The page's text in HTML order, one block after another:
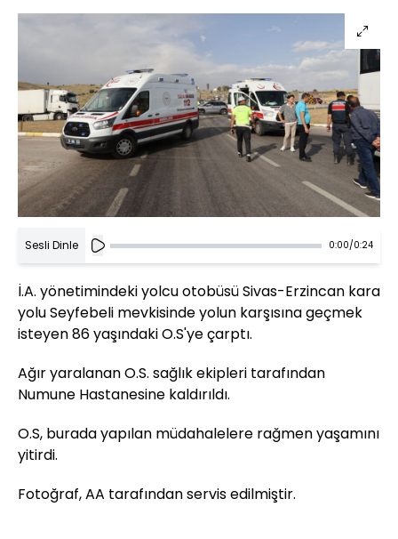
Sesli Dinle 0:00/0:24
İ.A. yönetimindeki yolcu otobüsü Sivas-Erzincan kara
yolu Seyfebeli mevkisinde yolun karşısına geçmek
isteyen 86 yaşındaki O.S'ye çarptı.
Ağır yaralanan O.S. sağlık ekipleri tarafından
Numune Hastanesine kaldırıldı.
O.S, burada yapılan müdahalelere rağmen yaşamını
yitirdi.
Fotoğraf, AA tarafından servis edilmiştir.